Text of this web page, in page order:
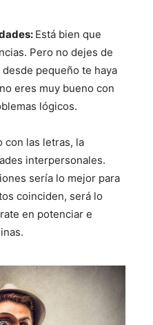
Está bien que
Pero no dejes de
pequeño te haya
eres muy bueno con
lógicos.
con las letras, la
interpersonales.
sería lo mejor para
coinciden, será lo
en potenciar e